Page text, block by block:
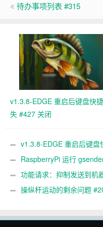
待办事项列表 #315
v1.3.8-EDGE 重启后键盘快
失 #427 关闭
v1.3.8-EDGE 重启后键
RaspberryPi 运行
功能请求：抑制发送到机
操纵杆运动的剩余问题